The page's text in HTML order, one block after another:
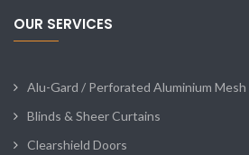
OUR SERVICES
Alu-Gard / Perforated Aluminium Mesh
Blinds & Sheer Curtains
Clearshield Doors